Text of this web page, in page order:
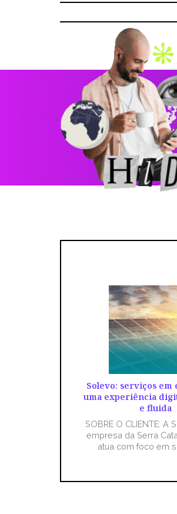
Solevo: serviços em
uma experiência
e fluida
SOBRE O CLIENTE: A
empresa da Serra
atua com foco em